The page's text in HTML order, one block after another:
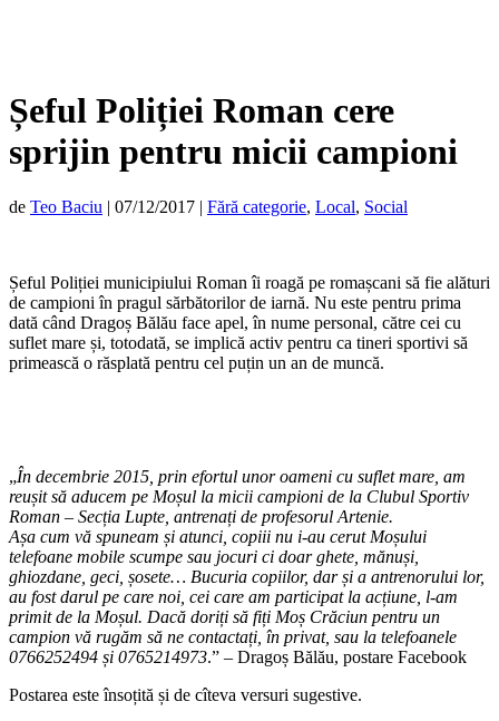
Șeful Poliției Roman cere
sprijin pentru micii campioni
de Teo Baciu | 07/12/2017 | Fără categorie, Local, Social
Șeful Poliției municipiului Roman îi roagă pe romașcani să fie alături
de campioni în pragul sărbătorilor de iarnă. Nu este pentru prima
dată când Dragoș Bălău face apel, în nume personal, către cei cu
suflet mare și, totodată, se implică activ pentru ca tineri sportivi să
primească o răsplată pentru cel puțin un an de muncă.
„În decembrie 2015, prin efortul unor oameni cu suflet mare, am
reușit să aducem pe Moșul la micii campioni de la Clubul Sportiv
Roman – Secția Lupte, antrenați de profesorul Artenie.
Așa cum vă spuneam și atunci, copiii nu i-au cerut Moșului
telefoane mobile scumpe sau jocuri ci doar ghete, mănuși,
ghiozdane, geci, șosete… Bucuria copiilor, dar și a antrenorului lor,
au fost darul pe care noi, cei care am participat la acțiune, l-am
primit de la Moșul. Dacă doriți să fiți Moș Crăciun pentru un
campion vă rugăm să ne contactați, în privat, sau la telefoanele
0766252494 și 0765214973.” – Dragoș Bălău, postare Facebook
Postarea este însoțită și de cîteva versuri sugestive.